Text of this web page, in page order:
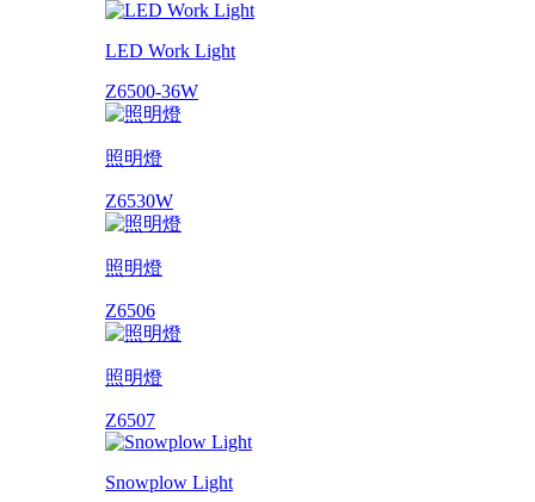
LED Work Light
Z6500-36W
照明燈
Z6530W
照明燈
Z6506
照明燈
Z6507
Snowplow Light